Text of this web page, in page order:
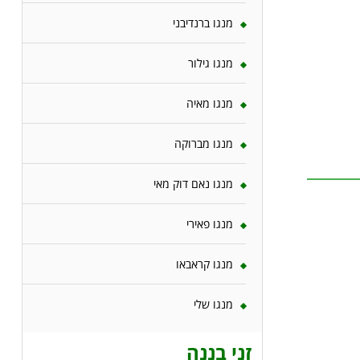
מנגו ברנדיבני
מנגו גילור
מנגו מאיה
מנגו מברוקה
מנגו נאם דוק מאי
מנגו פאירי
מנגו קראבאו
מנגו שלי
זני בננה